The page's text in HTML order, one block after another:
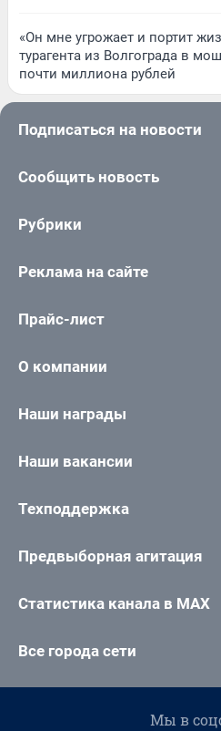
«Он мне угрожает и портит
турагента из Волгограда в
почти миллиона рублей
Подписаться на новости
Сообщить новость
Рубрики
Реклама на сайте
Прайс-лист
О компании
Наши награды
Наши вакансии
Техподдержка
Предвыборная агитация
Статистика канала в MAX
Все города сети
Мы в